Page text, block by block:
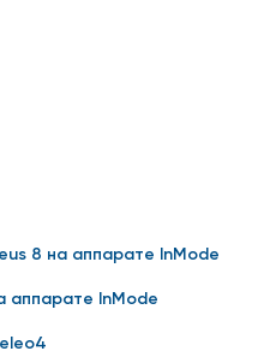
8 на аппарате InMode
аппарате InMode